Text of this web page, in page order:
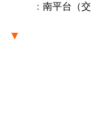
： 南平台（
▼